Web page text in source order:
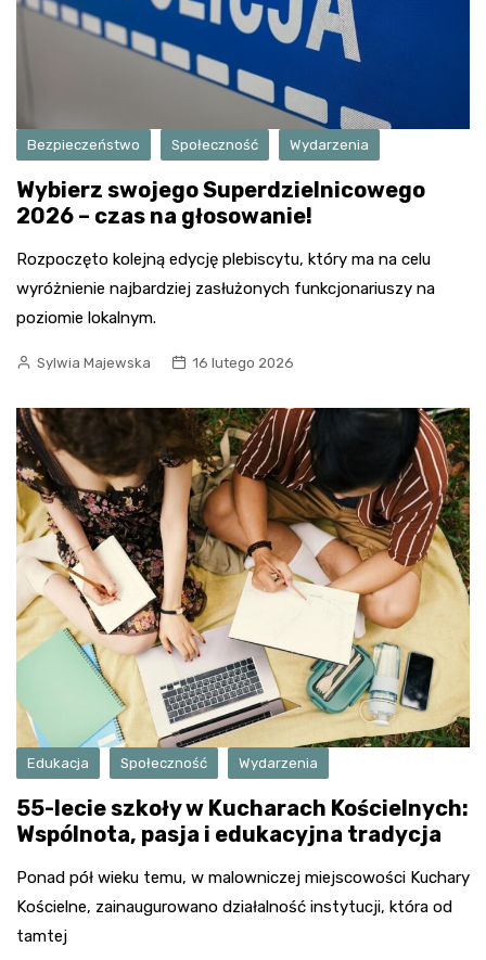
Bezpieczeństwo Społeczność Wydarzenia
Wybierz swojego Superdzielnicowego
2026 – czas na głosowanie!
Rozpoczęto kolejną edycję plebiscytu, który ma na celu
wyróżnienie najbardziej zasłużonych funkcjonariuszy na
poziomie lokalnym.
Sylwia Majewska 16 lutego 2026
Edukacja Społeczność Wydarzenia
55-lecie szkoły w Kucharach Kościelnych:
Wspólnota, pasja i edukacyjna tradycja
Ponad pół wieku temu, w malowniczej miejscowości Kuchary
Kościelne, zainaugurowano działalność instytucji, która od
tamtej